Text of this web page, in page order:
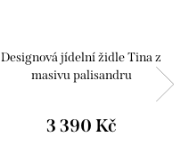
Designová jídelní židle Tina z
masivu palisandru
3 390 Kč